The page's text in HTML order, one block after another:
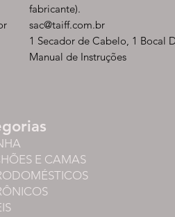
fabricante).
sac@taiff.com.br
1 Secador de Cabelo, 1 Bocal
Manual de Instruções
E CAMAS